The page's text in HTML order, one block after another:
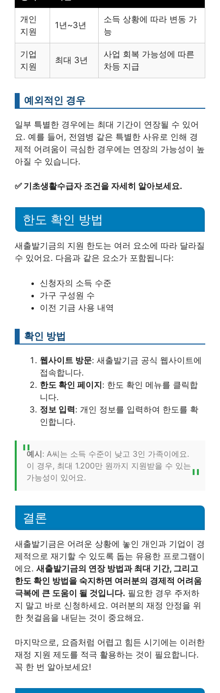
개인
지원
1년~3년
소득 상황에 따라 변동 가
능
기업
지원
최대 3년
사업 회복 가능성에 따른
차등 지급
예외적인 경우
일부 특별한 경우에는 최대 기간이 연장될 수 있어
요. 예를 들어, 전염병 같은 특별한 사유로 인해 경
제적 어려움이 극심한 경우에는 연장의 가능성이 높
아질 수 있습니다.
✅ 기초생활수급자 조건을 자세히 알아보세요.
한도 확인 방법
새출발기금의 지원 한도는 여러 요소에 따라 달라질
수 있어요. 다음과 같은 요소가 포함됩니다:
신청자의 소득 수준
가구 구성원 수
이전 기금 사용 내역
확인 방법
웹사이트 방문: 새출발기금 공식 웹사이트에
접속합니다.
한도 확인 페이지: 한도 확인 메뉴를 클릭합
니다.
정보 입력: 개인 정보를 입력하여 한도를 확
인합니다.
예시: A씨는 소득 수준이 낮고 3인 가족이에요.
이 경우, 최대 1.200만 원까지 지원받을 수 있는
가능성이 있어요.
결론
새출발기금은 어려운 상황에 놓인 개인과 기업이 경
제적으로 재기할 수 있도록 돕는 유용한 프로그램이
에요. 새출발기금의 연장 방법과 최대 기간, 그리고
한도 확인 방법을 숙지하면 여러분의 경제적 어려움
극복에 큰 도움이 될 것입니다. 필요한 경우 주저하
지 말고 바로 신청하세요. 여러분의 재정 안정을 위
한 첫걸음을 내딛는 것이 중요해요.
마지막으로, 요즘처럼 어렵고 힘든 시기에는 이러한
재정 지원 제도를 적극 활용하는 것이 필요합니다.
꼭 한 번 알아보세요!